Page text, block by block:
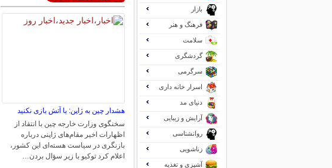
هشدار چین به ژاپن: با آتش بازی نکنید
سخنگوی وزارت خارجه چین با انتقاد از
اظهارات اخیر مقام‌های ژاپنی درباره
بازنگری در سیاست هسته‌ای این کشور،
اعلام کرد توکیو با زیر سؤال بردن…
بازار
فرهنگ و هنر
سلامت
گردشگری
سرگرمی
اسرار خانه داری
دنیای مد
آرایش و زیبایی
روانشناسی
زناشویی
آشپزی و تغذیه